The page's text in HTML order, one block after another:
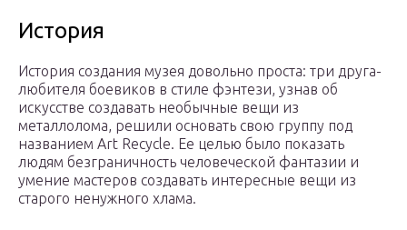
История
История создания музея довольно проста: три друга-
любителя боевиков в стиле фэнтези, узнав об
искусстве создавать необычные вещи из
металлолома, решили основать свою группу под
названием Art Recycle. Ее целью было показать
людям безграничность человеческой фантазии и
умение мастеров создавать интересные вещи из
старого ненужного хлама.